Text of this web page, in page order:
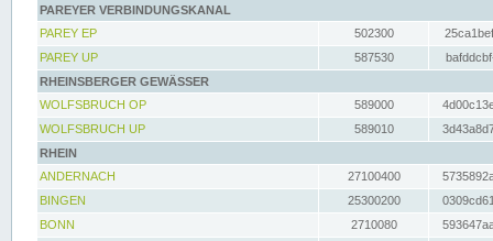
PAREYER VERBINDUNGSKANAL
PAREY EP
502300
PAREY UP
587530
RHEINSBERGER GEWÄSSER
WOLFSBRUCH OP
589000
WOLFSBRUCH UP
589010
RHEIN
ANDERNACH
27100400
BINGEN
25300200
BONN
2710080